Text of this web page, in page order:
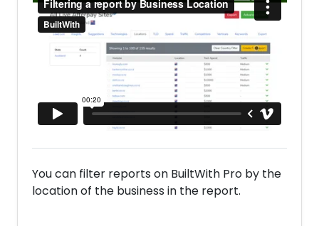
You can filter reports on BuiltWith Pro by the
location of the business in the report.